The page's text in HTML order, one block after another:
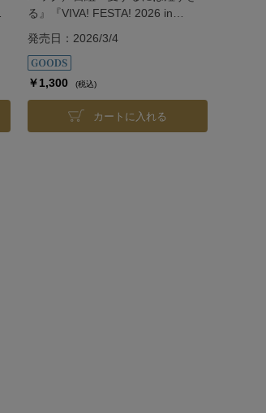
る』『VIVA! FESTA! 2026 in
HAKATA』
発売日：2026/3/4
￥1,300 (税込)
カートに入れる